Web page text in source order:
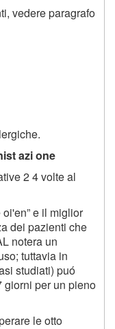
vedere paragrafo
azi one
2 4 volte al
e il miglior
dei pazienti che
notera un
tuttavia in
studiati) puó
giorni per un pieno
le otto